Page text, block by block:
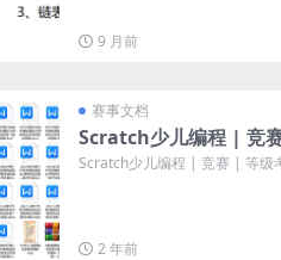
9 月前
赛事文档
Scratch少儿编程 | 竞
Scratch少儿编程 | 竞赛 | 等级
2 年前